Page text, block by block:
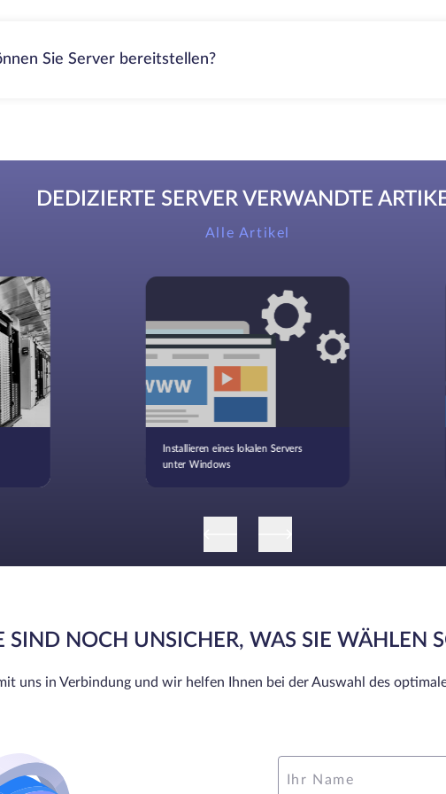
Sie Server bereitstellen?
DEDIZIERTE SERVER VERWANDTE
Alle Artikel
Installieren eines lokalen Servers
unter Windows
SIND NOCH UNSICHER, WAS SIE WÄHLEN
uns in Verbindung und wir helfen Ihnen bei der Auswahl des
Ihr Name